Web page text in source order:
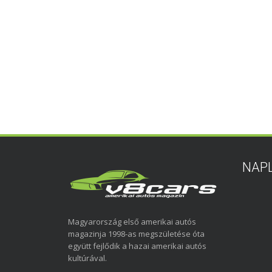
Magyarország első amerikai autós
magazinja 1998-as megszületése óta
együtt fejlődik a hazai amerikai autós
kultúrával.